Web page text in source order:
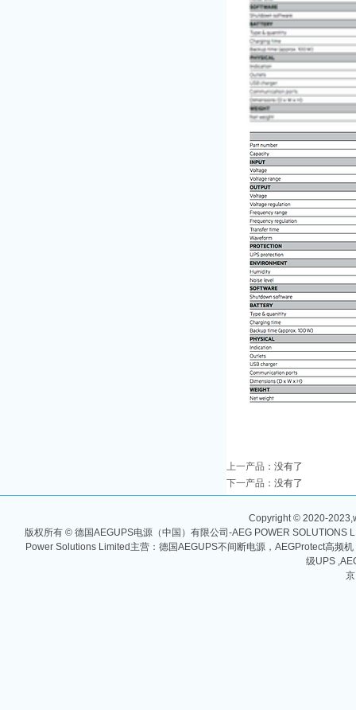
上一产品 ：没有了
下一产品 ：没有了
Copyright © 2020-
版权所有 © 德国AEGUPS电源（中国）有限公司-AEG POWER
Power Solutions Limited主营：德国AEGUPS不间断电源，AEGProtect高频
级UPS